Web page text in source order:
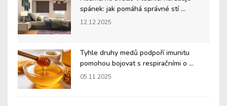
spánek: jak pomáhá správné stí ...
12.12.2025
Tyhle druhy medů podpoří imunitu
pomohou bojovat s respiračními o ...
05.11.2025